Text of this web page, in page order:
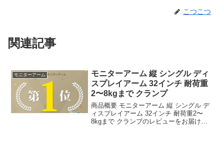
こつこつ
関連記事
モニターアーム
モニターアーム 縦 シングル ディ
スプレイアーム 32インチ 耐荷重
2〜8kgまで クランプ
商品概要 モニターアーム 縦 シングル デ
ィスプレイアーム 32インチ 耐荷重2〜
8kgまで クランプのレビューをお届けし